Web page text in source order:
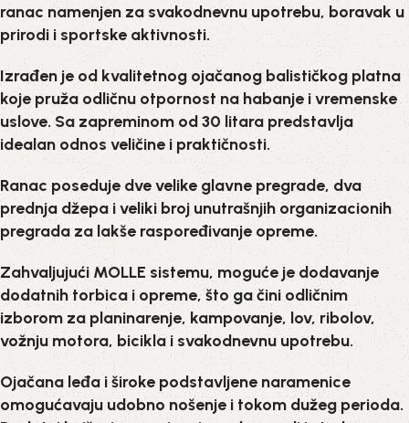
ranac namenjen za svakodnevnu upotrebu, boravak u
prirodi i sportske aktivnosti.
Izrađen je od kvalitetnog ojačanog balističkog platna
koje pruža odličnu otpornost na habanje i vremenske
uslove. Sa zapreminom od 30 litara predstavlja
idealan odnos veličine i praktičnosti.
Ranac poseduje dve velike glavne pregrade, dva
prednja džepa i veliki broj unutrašnjih organizacionih
pregrada za lakše raspoređivanje opreme.
Zahvaljujući MOLLE sistemu, moguće je dodavanje
dodatnih torbica i opreme, što ga čini odličnim
izborom za planinarenje, kampovanje, lov, ribolov,
vožnju motora, bicikla i svakodnevnu upotrebu.
Ojačana leđa i široke podstavljene naramenice
omogućavaju udobno nošenje i tokom dužeg perioda.